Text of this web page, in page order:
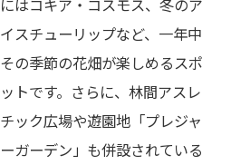
にはコキア・コスモス、冬のア
イスチューリップなど、一年中
その季節の花畑が楽しめるスポ
ットです。さらに、林間アスレ
チック広場や遊園地「プレジャ
ーガーデン」も併設されている